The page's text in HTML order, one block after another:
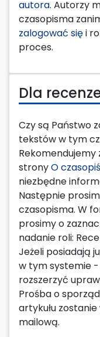
autora. Autorzy
czasopisma
zalogować sięi
proces.
Dla
Czy są Państwo
tekstów w tym
Rekomendujemy
stronyO
niezbędne
Następnie
czasopisma. W
prosimy o
nadanie roli:
Jeżeli posiadają
w tym systemie
rozszerzyć
Prośba o
artykułu
mailową.